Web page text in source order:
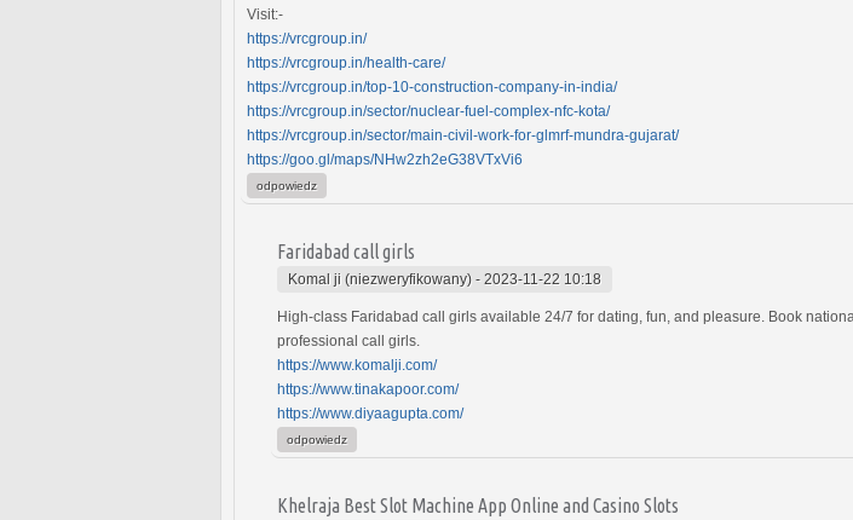
Visit:-
https://vrcgroup.in/
https://vrcgroup.in/health-care/
https://vrcgroup.in/top-10-construction-company-in-india/
https://vrcgroup.in/sector/nuclear-fuel-complex-nfc-kota/
https://vrcgroup.in/sector/main-civil-work-for-glmrf-mundra-gujarat/
https://goo.gl/maps/NHw2zh2eG38VTxVi6
odpowiedz
Faridabad call girls
Komal ji (niezweryfikowany) - 2023-11-22 10:18
High-class Faridabad call girls available 24/7 for dating, fun, and pleasure. Book
professional call girls.
https://www.komalji.com/
https://www.tinakapoor.com/
https://www.diyaagupta.com/
odpowiedz
Khelraja Best Slot Machine App Online and Casino Slots